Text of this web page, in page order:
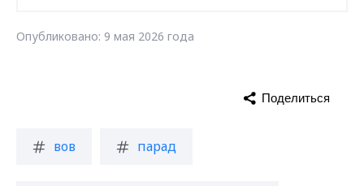
Опубликовано: 9 мая 2026 года
вов парад
Поделиться